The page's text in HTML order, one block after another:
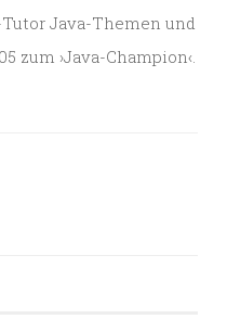
Java-Themen und
zum ›Java-Champion‹.